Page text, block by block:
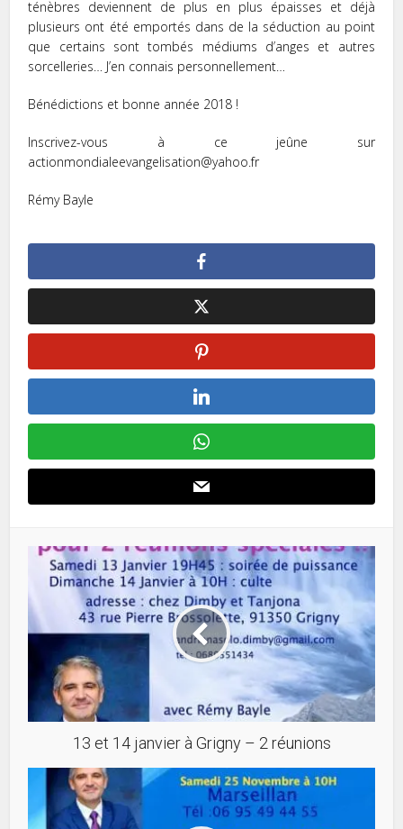
ténèbres deviennent de plus en plus épaisses et déjà
plusieurs ont été emportés dans de la séduction au point
que certains sont tombés médiums d’anges et autres
sorcelleries… J’en connais personnellement…
Bénédictions et bonne année 2018 !
Inscrivez-vous à ce jeûne sur
actionmondialeevangelisation@yahoo.fr
Rémy Bayle
13 et 14 janvier à Grigny – 2 réunions